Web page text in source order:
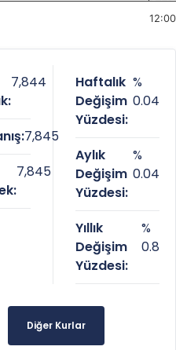
12:00
7,844
7,845
7,845
Haftalık
Değişim
Yüzdesi:
%
0.04
Aylık
Değişim
Yüzdesi:
%
0.04
Yıllık
Değişim
Yüzdesi:
%
0.8
Diğer Kurlar